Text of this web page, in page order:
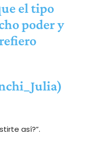
el tipo
poder y
así?”.